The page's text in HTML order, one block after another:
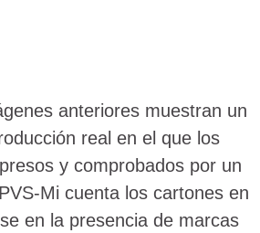
anteriores muestran un
real en el que los
y comprobados por un
Mi cuenta los cartones en
en la presencia de marcas